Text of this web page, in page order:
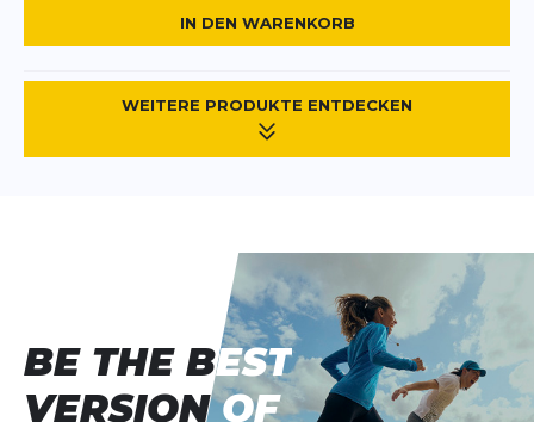
IN DEN WARENKORB
WEITERE PRODUKTE ENTDECKEN
BE THE BEST
VERSION OF
BE THE BEST
VERSION OF